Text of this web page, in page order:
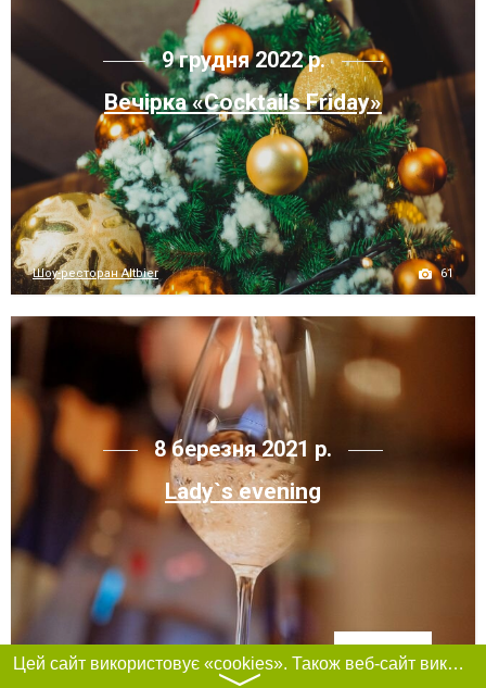
9 грудня 2022 р.
Вечірка «Cocktails Friday»
Шоу-ресторан Altbier 61
8 березня 2021 р.
Lady`s evening
Fabrika.space, ресторан,... 76
Фільтри
Цей сайт використовує «cookies». Також веб-сайт використовує інтернет-сервіс для збору технічних даних стосовно відвідувачів з метою отримання маркетингової та статистичної інформації. Умови обробки даних відвідувачів сайту див.
〉